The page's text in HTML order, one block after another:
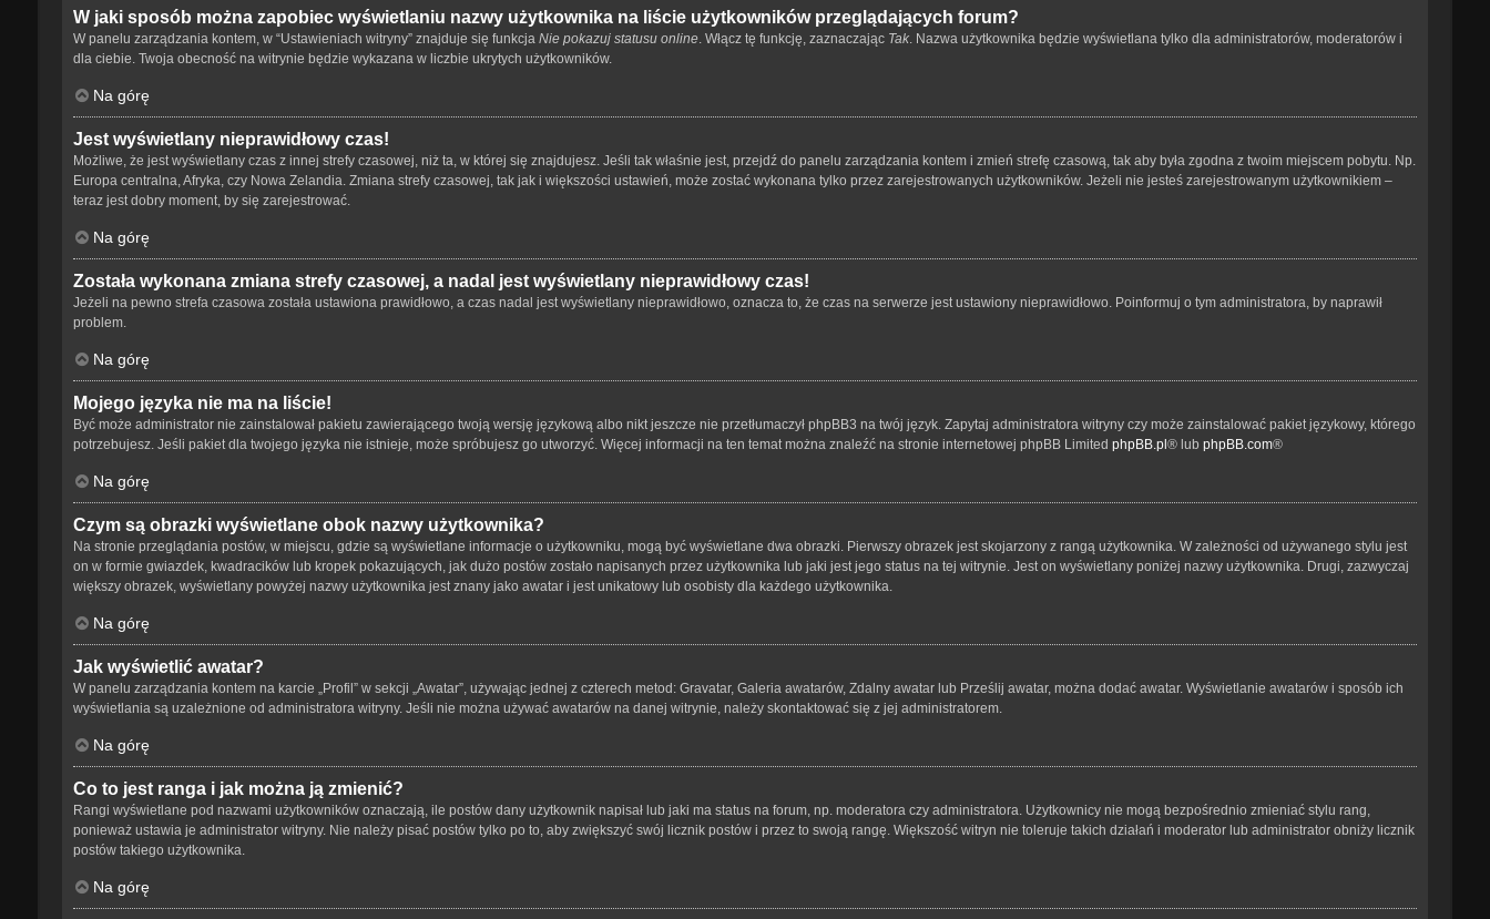
W jaki sposób można zapobiec wyświetlaniu nazwy użytkownika na liście użytkowników przeglądających forum?
W panelu zarządzania kontem, w “Ustawieniach witryny” znajduje się funkcja Nie pokazuj statusu online. Włącz tę funkcję, zaznaczając Tak. Nazwa użytkownika będzie wyświetlana tylko dla administratorów, moderatorów i
dla ciebie. Twoja obecność na witrynie będzie wykazana w liczbie ukrytych użytkowników.
Na górę
Jest wyświetlany nieprawidłowy czas!
Możliwe, że jest wyświetlany czas z innej strefy czasowej, niż ta, w której się znajdujesz. Jeśli tak właśnie jest, przejdź do panelu zarządzania kontem i zmień strefę czasową, tak aby była zgodna z twoim miejscem pobytu. Np.
Europa centralna, Afryka, czy Nowa Zelandia. Zmiana strefy czasowej, tak jak i większości ustawień, może zostać wykonana tylko przez zarejestrowanych użytkowników. Jeżeli nie jesteś zarejestrowanym użytkownikiem –
teraz jest dobry moment, by się zarejestrować.
Na górę
Została wykonana zmiana strefy czasowej, a nadal jest wyświetlany nieprawidłowy czas!
Jeżeli na pewno strefa czasowa została ustawiona prawidłowo, a czas nadal jest wyświetlany nieprawidłowo, oznacza to, że czas na serwerze jest ustawiony nieprawidłowo. Poinformuj o tym administratora, by naprawił
problem.
Na górę
Mojego języka nie ma na liście!
Być może administrator nie zainstalował pakietu zawierającego twoją wersję językową albo nikt jeszcze nie przetłumaczył phpBB3 na twój język. Zapytaj administratora witryny czy może zainstalować pakiet językowy, którego
potrzebujesz. Jeśli pakiet dla twojego języka nie istnieje, może spróbujesz go utworzyć. Więcej informacji na ten temat można znaleźć na stronie internetowej phpBB Limited phpBB.pl® lub phpBB.com®
Na górę
Czym są obrazki wyświetlane obok nazwy użytkownika?
Na stronie przeglądania postów, w miejscu, gdzie są wyświetlane informacje o użytkowniku, mogą być wyświetlane dwa obrazki. Pierwszy obrazek jest skojarzony z rangą użytkownika. W zależności od używanego stylu jest
on w formie gwiazdek, kwadracików lub kropek pokazujących, jak dużo postów zostało napisanych przez użytkownika lub jaki jest jego status na tej witrynie. Jest on wyświetlany poniżej nazwy użytkownika. Drugi, zazwyczaj
większy obrazek, wyświetlany powyżej nazwy użytkownika jest znany jako awatar i jest unikatowy lub osobisty dla każdego użytkownika.
Na górę
Jak wyświetlić awatar?
W panelu zarządzania kontem na karcie „Profil” w sekcji „Awatar”, używając jednej z czterech metod: Gravatar, Galeria awatarów, Zdalny awatar lub Prześlij awatar, można dodać awatar. Wyświetlanie awatarów i sposób ich
wyświetlania są uzależnione od administratora witryny. Jeśli nie można używać awatarów na danej witrynie, należy skontaktować się z jej administratorem.
Na górę
Co to jest ranga i jak można ją zmienić?
Rangi wyświetlane pod nazwami użytkowników oznaczają, ile postów dany użytkownik napisał lub jaki ma status na forum, np. moderatora czy administratora. Użytkownicy nie mogą bezpośrednio zmieniać stylu rang,
ponieważ ustawia je administrator witryny. Nie należy pisać postów tylko po to, aby zwiększyć swój licznik postów i przez to swoją rangę. Większość witryn nie toleruje takich działań i moderator lub administrator obniży licznik
postów takiego użytkownika.
Na górę